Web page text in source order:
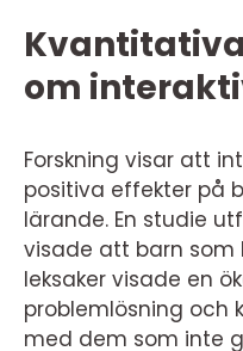
om
Forskning visar att
positiva effekter på
lärande. En studie
visade att barn som
leksaker visade en
problemlösning och
med dem som inte